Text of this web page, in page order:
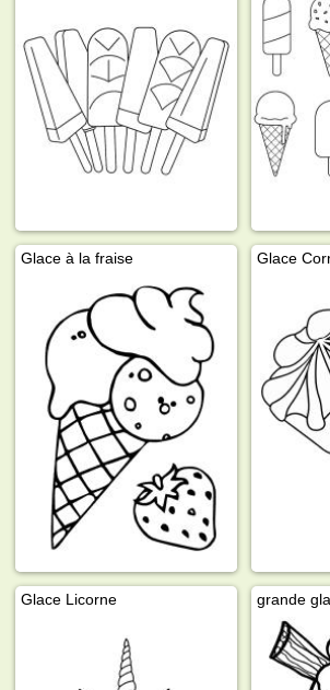
Glace à la fraise Glace
Glace Licorne grande